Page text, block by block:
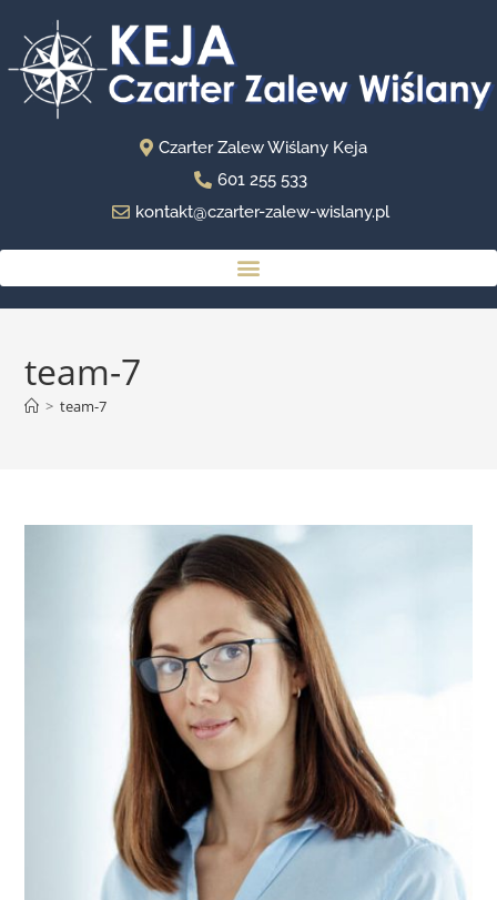
Czarter Zalew Wiślany Keja
601 255 533
kontakt@czarter-zalew-wislany.pl
team-7
> team-7